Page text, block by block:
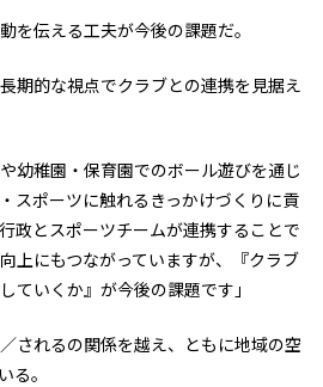
を伝える工夫が今後の課題だ。
期的な視点でクラブとの連携を見据え
幼稚園・保育園でのボール遊びを通じ
スポーツに触れるきっかけづくりに貢
政とスポーツチームが連携することで
上にもつながっていますが、『クラブ
ていくか』が今後の課題です」
されるの関係を越え、ともに地域の空
る。